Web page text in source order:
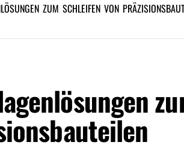
ZUM SCHLEIFEN VON